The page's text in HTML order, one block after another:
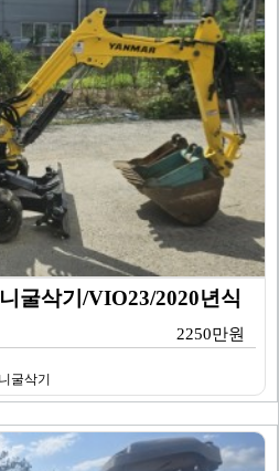
굴삭기/VIO23/2020년식
2250만원
굴삭기